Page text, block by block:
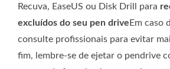
Recuva, EaseUS ou Disk Drill para
excluídos do seu pen drive Em caso
consulte profissionais para evitar
fim, lembre-se de ejetar o pendrive